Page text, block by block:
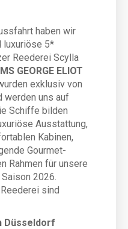
haben wir
luxuriöse 5*
Reederei Scylla
MS GEORGE ELIOT
exklusiv von
werden uns auf
Schiffe bilden
Ausstattung,
Kabinen,
Gourmet-
Rahmen für unsere
Saison 2026.
sind
Düsseldorf